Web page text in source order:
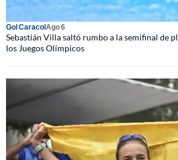
Gol CaracolAgo 6
Sebastián Villa saltó rumbo a la semifinal de
los Juegos Olímpicos